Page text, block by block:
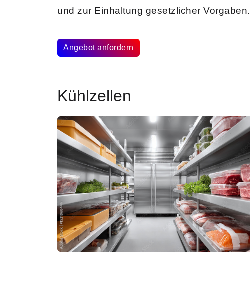
und zur Einhaltung gesetzlicher Vorgaben.
Angebot anfordern
Kühlzellen